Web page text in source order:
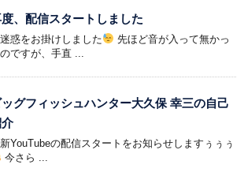
、配信スタートしました
惑をお掛けしました
先ほど音が入って無かっ
ですが、手直 ...
ッグフィッシュハンター大久保 幸三の自己
YouTubeの配信スタートをお知らせしますぅぅぅ
今さら ...